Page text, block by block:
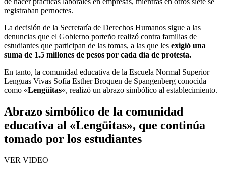
registraban pernoctes.
La decisión de la Secretaría de Derechos Humanos sigue a las
denuncias que el Gobierno porteño realizó contra familias de
estudiantes que participan de las tomas, a las que les exigió una
suma de 1.5 millones de pesos por cada día de protesta.
En tanto, la comunidad educativa de la Escuela Normal Superior
Lenguas Vivas Sofía Esther Broquen de Spangenberg conocida
como «Lengüitas«, realizó un abrazo simbólico al establecimiento.
Abrazo simbólico de la comunidad
educativa al «Lengüitas», que continúa
tomado por los estudiantes
VER VIDEO